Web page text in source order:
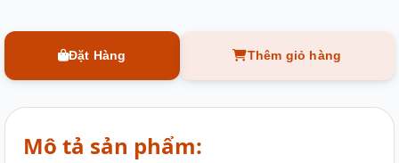
Đặt Hàng Thêm giỏ hàng
Mô tả sản phẩm: